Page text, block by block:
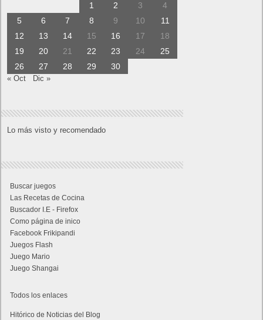
1 2 3
4
5
6 7 8 9 10
11
12
13 14 15 16 17
18
19
20 21 22 23 24
25
26
27 28 29 30
« Oct Dic »
Lo más visto y recomendado
Buscar juegos
Las Recetas de Cocina
Buscador I.E - Firefox
Como página de inico
Facebook Frikipandi
Juegos Flash
Juego Mario
Juego Shangai
Todos los enlaces
Hitórico de Noticias del Blog